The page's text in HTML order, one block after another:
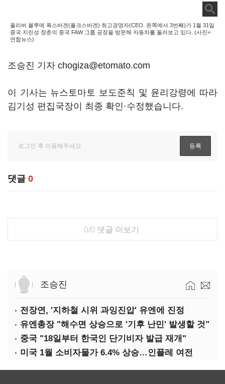
올리버 블루메 폭스바겐(폴크스바겐) 최고경영자(CEO. 왼쪽에서 3번째)가 1월 31일
중국 지린성 창춘의 중국 FAW 그룹 공장을 방문해 자동차를 둘러보고 있다. (사진=
연합뉴스)
조승진 기자 chogiza@etomato.com
이 기사는 뉴스토마토 보도준칙 및 윤리강령에 따라
김기성 편집국장이 최종 확인·수정했습니다.
댓글 0
0/0 댓글 더보기
조승진
전장연, '지하철 시위 과잉진압' 유엔에 진정
유엔총장 "해수면 상승으로 '기후 난민' 발생할 것"
중국 "18일부터 한국인 단기비자 발급 재개"
미국 1월 소비자물가 6.4% 상승…인플레 여전